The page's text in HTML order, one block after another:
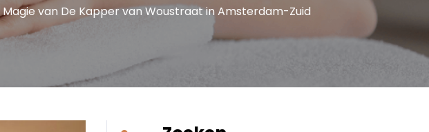
Magie van De Kapper van Woustraat in Amsterdam-Zuid